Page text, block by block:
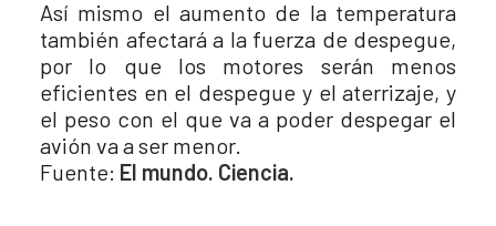
Así mismo el aumento de la temperatura
también afectará a la fuerza de despegue,
por lo que los motores serán menos
eficientes en el despegue y el aterrizaje, y
el peso con el que va a poder despegar el
avión va a ser menor.
Fuente: El mundo. Ciencia.